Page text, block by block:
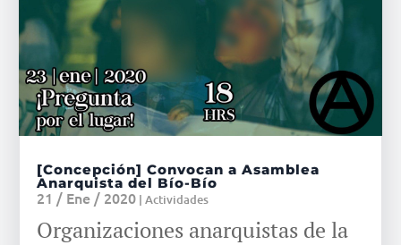
[Concepción] Convocan a Asamblea
Anarquista del Bío-Bío
21 / Ene / 2020 |Actividades
Organizaciones anarquistas de la